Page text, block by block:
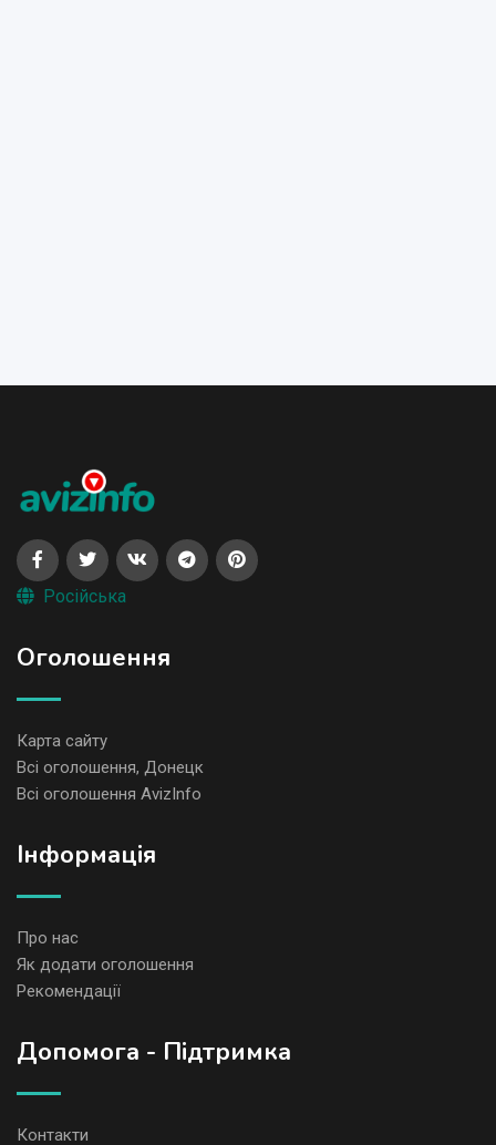
Російська
Оголошення
Карта сайту
Всі оголошення, Донецк
Всі оголошення AvizInfo
Iнформація
Про нас
Як додати оголошення
Рекомендації
Допомога - Підтримка
Контакти